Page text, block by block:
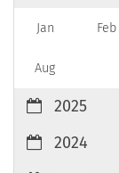
Jan Feb
Aug
2025
2024